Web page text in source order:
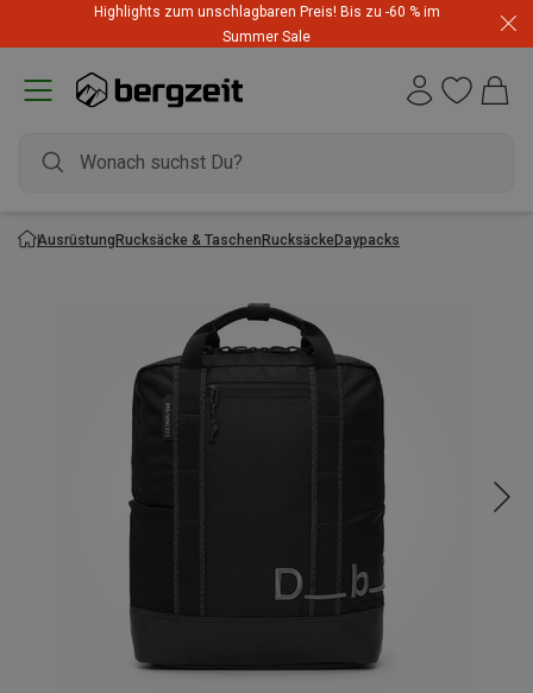
Highlights zum unschlagbaren Preis! Bis zu -60 % im
Summer Sale
AusrüstungRucksäcke & TaschenRucksäckeDaypacks